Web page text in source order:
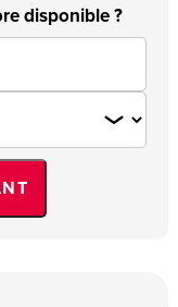
disponible ?